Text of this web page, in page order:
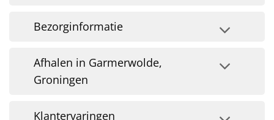
Bezorginformatie
Afhalen in Garmerwolde,
Groningen
Klantervaringen